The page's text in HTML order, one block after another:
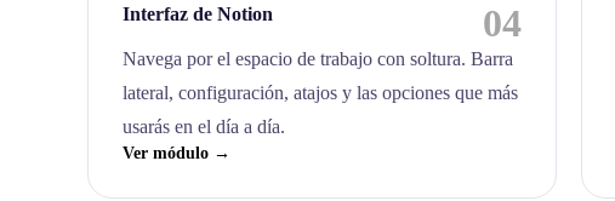
Interfaz de Notion 04
Navega por el espacio de trabajo con soltura. Barra
lateral, configuración, atajos y las opciones que más
usarás en el día a día.
Ver módulo →